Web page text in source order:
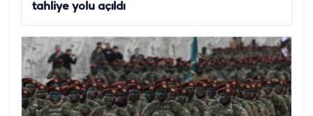
tahliye yolu açıldı